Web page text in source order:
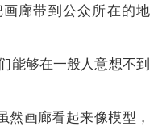
廊带到公众所在的地
能够在一般人意想不到
然画廊看起来像模型，